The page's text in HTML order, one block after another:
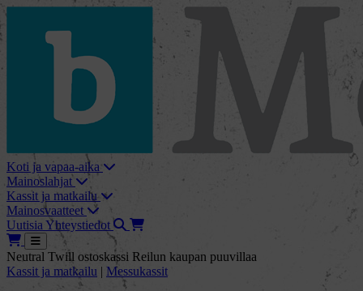
skip_to_content
bMore
Koti ja vapaa-aika
Mainoslahjat
Kassit ja matkailu
Mainosvaatteet
Uutisia Yhteystiedot HakuTarjouskori
Tarjouskori
Avaa
Neutral Twill ostoskassi Reilun kaupan puuvillaa
Kassit ja matkailu | Messukassit